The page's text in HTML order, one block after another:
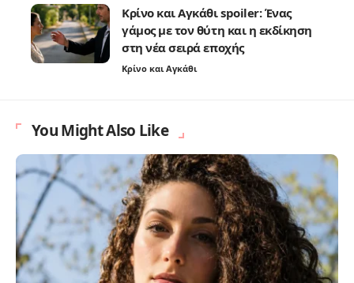
Κρίνο και Αγκάθι spoiler: Ένας
γάμος με τον θύτη και η εκδίκηση
στη νέα σειρά εποχής
Κρίνο και Αγκάθι
You Might Also Like